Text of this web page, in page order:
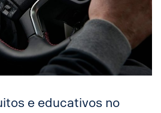
e educativos no